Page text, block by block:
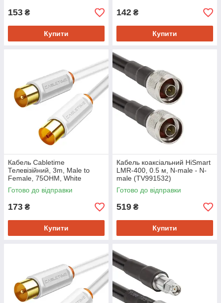
153 ₴
Купити
142 ₴
Купити
Кабель Cabletime
Телевізійний, 3m, Male to
Female, 75OHM, White
(CF33N)
Готово до відправки
173 ₴
Купити
Кабель коаксіальний HiSmart
LMR-400, 0.5 м, N-male - N-
male (TV991532)
Готово до відправки
519 ₴
Купити